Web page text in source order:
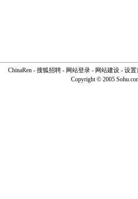
ChinaRen - 搜狐招聘 - 网站登录 - 网站建设 - 设置
Copyright © 2005